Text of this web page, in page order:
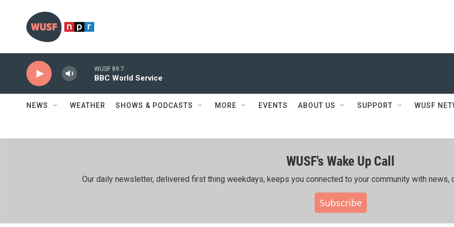
WUSF 89.7
BBC World Service
NEWS WEATHER SHOWS & PODCASTS MORE EVENTS ABOUT US SUPPORT WUSF
WUSF's Wake Up Call
Our daily newsletter, delivered first thing weekdays, keeps you connected to your community with news,
Subscribe